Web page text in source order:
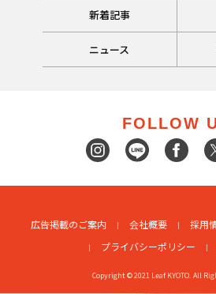
新着記事
ニュース
FOLLOW
広告掲載のご案内 会社概要 採用
プライバシーポリシー
Copyright © 2021 Leaf KYOTO. All